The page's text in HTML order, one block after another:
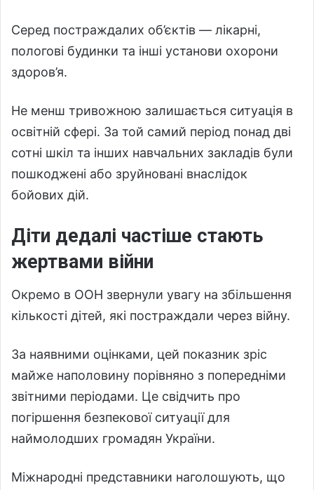
Серед постраждалих об’єктів — лікарні,
пологові будинки та інші установи охорони
здоров’я.
Не менш тривожною залишається ситуація в
освітній сфері. За той самий період понад дві
сотні шкіл та інших навчальних закладів були
пошкоджені або зруйновані внаслідок
бойових дій.
Діти дедалі частіше стають
жертвами війни
Окремо в ООН звернули увагу на збільшення
кількості дітей, які постраждали через війну.
За наявними оцінками, цей показник зріс
майже наполовину порівняно з попередніми
звітними періодами. Це свідчить про
погіршення безпекової ситуації для
наймолодших громадян України.
Міжнародні представники наголошують, що